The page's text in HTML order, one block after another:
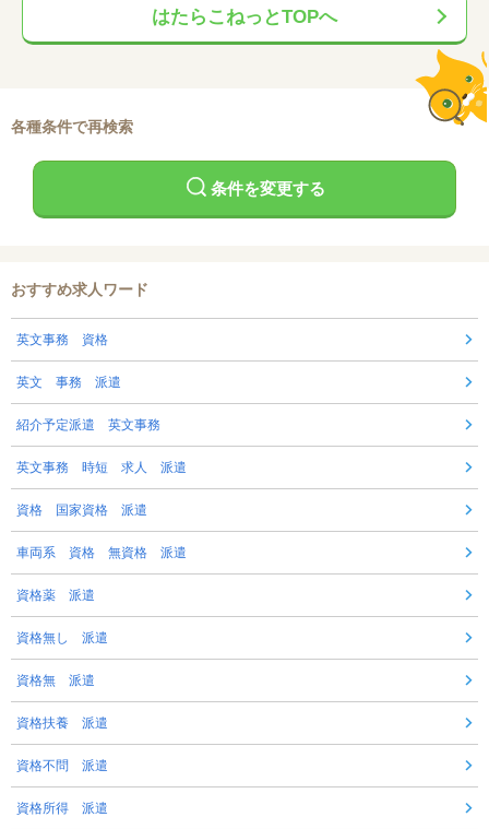
はたらこねっとTOPへ
各種条件で再検索
条件を変更する
おすすめ求人ワード
英文事務 資格
英文 事務 派遣
紹介予定派遣 英文事務
英文事務 時短 求人 派遣
資格 国家資格 派遣
車両系 資格 無資格 派遣
資格薬 派遣
資格無し 派遣
資格無 派遣
資格扶養 派遣
資格不問 派遣
資格所得 派遣